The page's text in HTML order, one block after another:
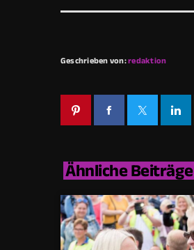
Geschrieben von:redaktion
Ähnliche Beiträge